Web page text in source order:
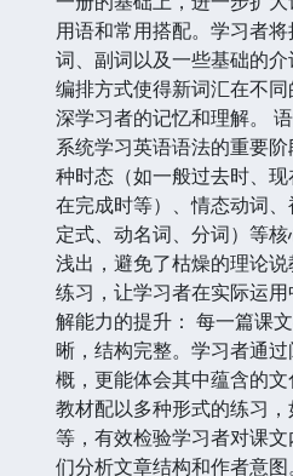
用语和常用搭配。学习者
词、副词以及一些基础的
编排方式使得新词汇在不
深学习者的记忆和理解。
系统学习英语语法的重要
种时态（如一般过去时、
在完成时等）、情态动词
定式、动名词、分词）等
浅出，避免了枯燥的理论
练习，让学习者在实际运
解能力的提升： 每一篇课
晰，结构完整。学习者通
概，更能体会其中蕴含的文
教材配以多种形式的练习
等，有效检验学习者对课
们分析文章结构和作者意图